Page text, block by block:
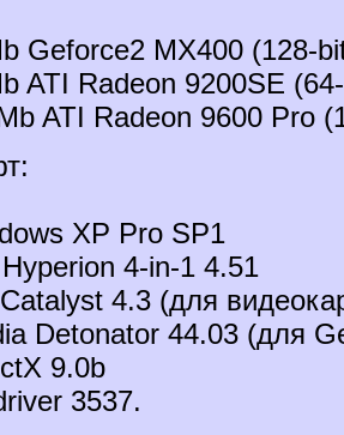
Geforce2 MX400 (128-
ATI Radeon 9200SE
ATI Radeon 9600 Pro
XP Pro SP1
4-in-1 4.51
4.3 (для
Detonator 44.03 (для
9.0b
3537.